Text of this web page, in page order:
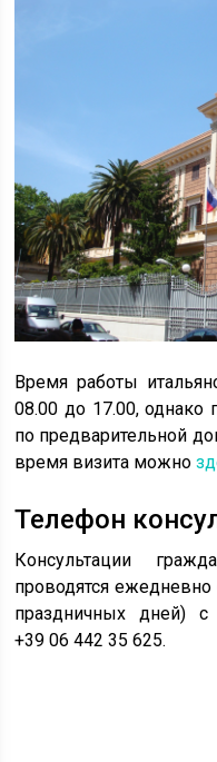
Время работы
08.00 до 17.00, однако
по предварительной
время визита можно
Телефон
Консультации
проводятся
праздничных дней)
+39 06 442 35 625.